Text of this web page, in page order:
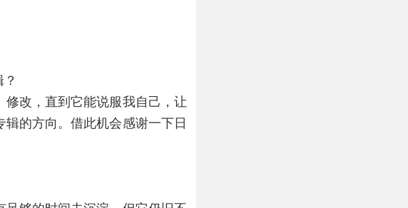
修改，直到它能说服我自己，让
的方向。借此机会感谢一下日